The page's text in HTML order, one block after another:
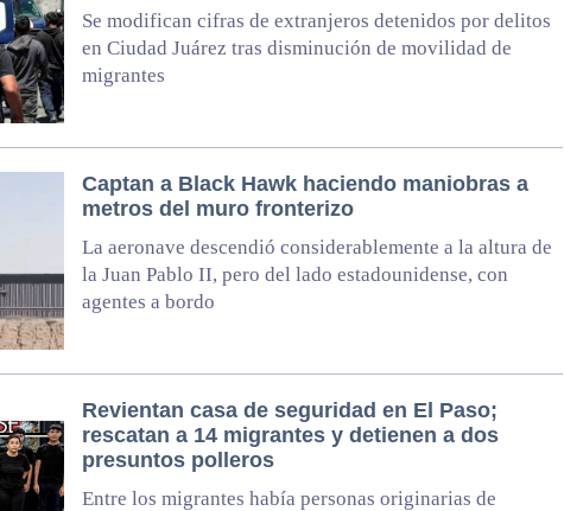
Se modifican cifras de extranjeros detenidos por delitos
en Ciudad Juárez tras disminución de movilidad de
migrantes
Captan a Black Hawk haciendo maniobras a
metros del muro fronterizo
La aeronave descendió considerablemente a la altura de
la Juan Pablo II, pero del lado estadounidense, con
agentes a bordo
Revientan casa de seguridad en El Paso;
rescatan a 14 migrantes y detienen a dos
presuntos polleros
Entre los migrantes había personas originarias de